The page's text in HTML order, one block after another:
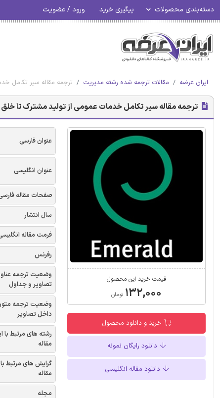
دسته‌بندی محصولات پیگیری خرید ورود / عضویت
ایران عرضه مقالات ترجمه شده رشته مدیریت ترجمه مقاله سیر تکامل
ترجمه مقاله سیر تکامل خدمات عمومی از تولید مشترک تا
قیمت خرید این محصول
۱۳۲,۰۰۰ تومان
خرید و دانلود محصول
دانلود رایگان نمونه
دانلود مقاله انگلیسی
عنوان فارسی
عنوان انگلیسی
صفحات مقاله
سال انتشار
فرمت مقاله
رفرنس
وضعیت ترجمه
تصاویر و جداول
وضعیت ترجمه
داخل تصاویر
رشته های مرتبط با
مقاله
گرایش های مرتبط
مقاله
مجله